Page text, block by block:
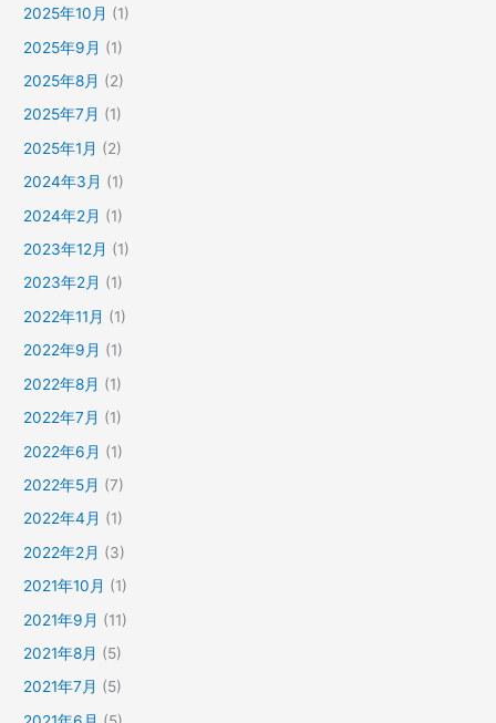
2025年10月 (1)
2025年9月 (1)
2025年8月 (2)
2025年7月 (1)
2025年1月 (2)
2024年3月 (1)
2024年2月 (1)
2023年12月 (1)
2023年2月 (1)
2022年11月 (1)
2022年9月 (1)
2022年8月 (1)
2022年7月 (1)
2022年6月 (1)
2022年5月 (7)
2022年4月 (1)
2022年2月 (3)
2021年10月 (1)
2021年9月 (11)
2021年8月 (5)
2021年7月 (5)